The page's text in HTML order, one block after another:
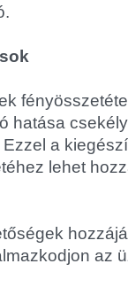
hatása
a
lehet
az